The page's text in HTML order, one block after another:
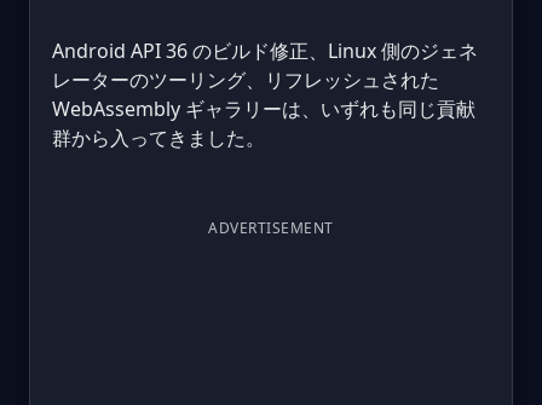
Android API 36 のビルド修正、Linux 側のジェネ
レーターのツーリング、リフレッシュされた
WebAssembly ギャラリーは、いずれも同じ貢献
群から入ってきました。
ADVERTISEMENT